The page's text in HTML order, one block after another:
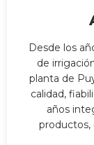
Desde los
de
planta de
calidad,
años
productos,